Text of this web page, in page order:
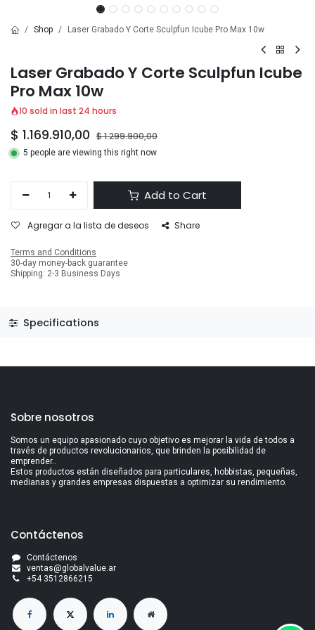
Shop Laser Grabado Y Corte Sculpfun Icube Pro Max 10w
Laser Grabado Y Corte Sculpfun Icube
Pro Max 10w
10 sold in last 24 hours
$ 1.169.910,00 $1.299.900,00
5 people are viewing this right now
Add to Cart
Agregar a la lista de deseos Share
Terms and Conditions
30-day money-back guarantee
Shipping: 2-3 Business Days
Specifications
Sobre nosotros
Somos un equipo apasionado cuyo objetivo es mejorar la vida de todos a
través de productos revolucionarios, que brinden la posibilidad de
emprender..
Estos productos están diseñados para particulares, hobbistas, pequeñas,
medianas y grandes empresas dispuestas a optimizar su rendimiento.
Contáctenos
Contáctenos
ventas@globalvalue.ar
+54 3512866215